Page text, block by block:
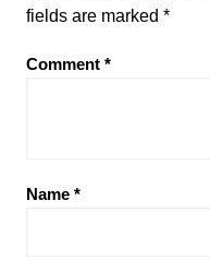
fields are marked *
Comment *
Name *